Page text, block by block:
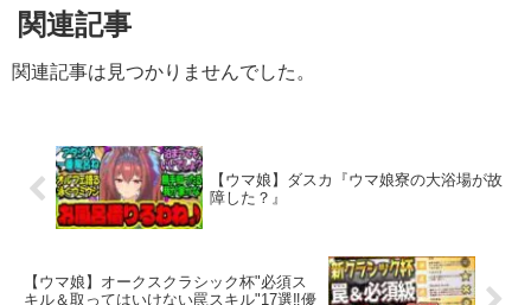
関連記事
関連記事は見つかりませんでした。
【ウマ娘】ダスカ『ウマ娘寮の大浴場が故
障した？』
【ウマ娘】オークスクラシック杯"必須ス
キル＆取ってはいけない罠スキル"17選‼優